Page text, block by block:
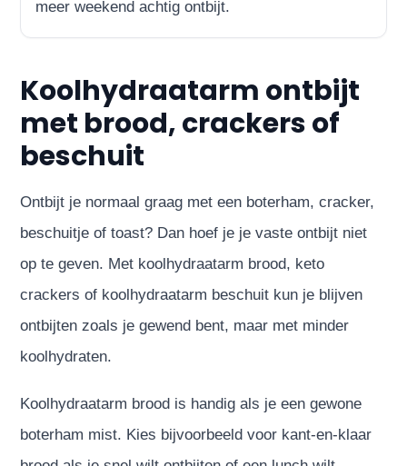
meer weekend achtig ontbijt.
Koolhydraatarm ontbijt
met brood, crackers of
beschuit
Ontbijt je normaal graag met een boterham, cracker,
beschuitje of toast? Dan hoef je je vaste ontbijt niet
op te geven. Met koolhydraatarm brood, keto
crackers of koolhydraatarm beschuit kun je blijven
ontbijten zoals je gewend bent, maar met minder
koolhydraten.
Koolhydraatarm brood is handig als je een gewone
boterham mist. Kies bijvoorbeeld voor kant-en-klaar